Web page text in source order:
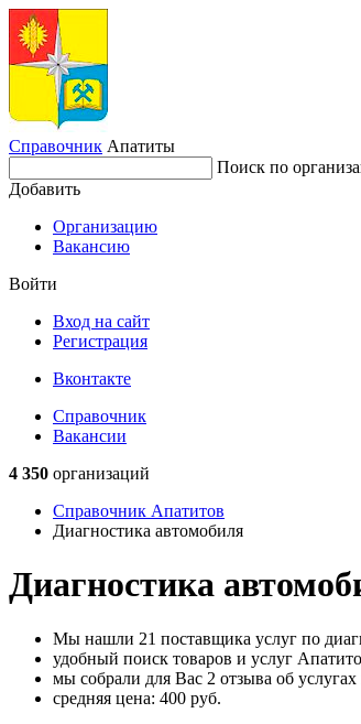
Справочник Апатиты
Поиск по
Добавить
Организацию
Вакансию
Войти
Вход на сайт
Регистрация
Вконтакте
Справочник
Вакансии
4 350 организаций
Справочник Апатитов
Диагностика автомобиля
Диагностика
Мы нашли 21 поставщика услуг по
удобный поиск товаров и услуг
мы собрали для Вас 2 отзыва об
cредняя цена: 400 руб.